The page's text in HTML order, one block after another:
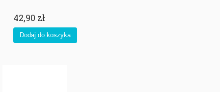
42,90 zł